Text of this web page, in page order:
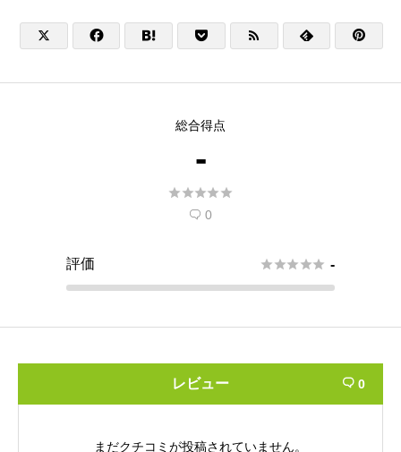
      
総合得点
-

 0
評価  -
レビュー  0
まだクチコミが投稿されていません。